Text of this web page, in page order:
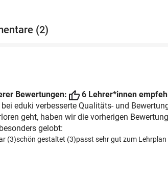
(2)
Bewertungen:
6 Lehrer*innen
eduki verbesserte Qualitäts- und
geht, haben wir die vorherigen
gelobt:
(3)schön gestaltet (3)passt sehr gut zum Lehrplan